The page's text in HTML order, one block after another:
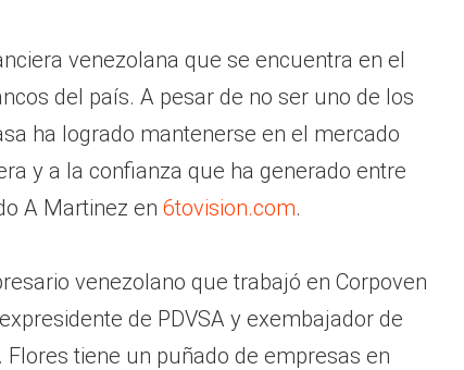
venezolana que se encuentra en el
del país. A pesar de no ser uno de los
ha logrado mantenerse en el mercado
y a la confianza que ha generado entre
A Martinez en 6tovision.com.
venezolano que trabajó en Corpoven
de PDVSA y exembajador de
tiene un puñado de empresas en